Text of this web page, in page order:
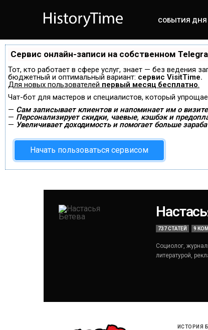
СОБЫТИЯ ДНЯ
Сервис онлайн-записи на собственном
Тот, кто работает в сфере услуг, знает — без ведения
бюджетный и оптимальный вариант: сервис VisitTime.
Для новых пользователей первый месяц бесплатно.
Чат-бот для мастеров и специалистов, который
— Сам записывает клиентов и напоминает им о
— Персонализирует скидки, чаевые, кэшбэк и
— Увеличивает доходимость и помогает больше
Начать пользоваться сервисом
737 СТАТЕЙ 9
Социолог,
литературой,
ИСТОРИЯ